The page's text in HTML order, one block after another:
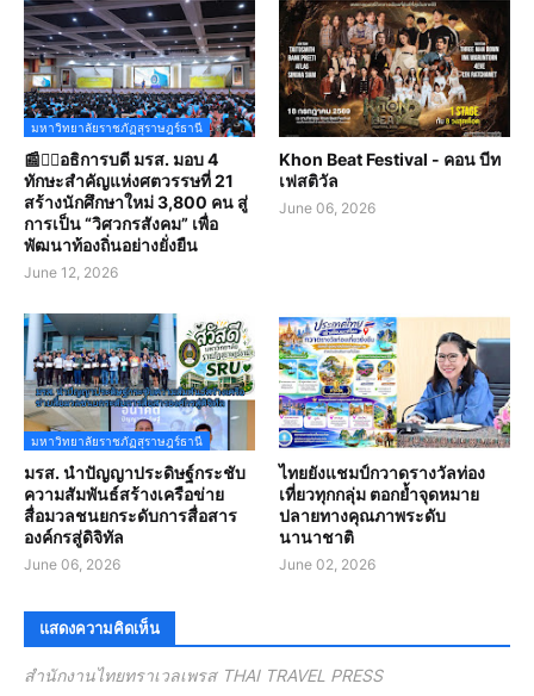
มหาวิทยาลัยราชภัฏสุราษฎร์ธานี
📰✍🏻อธิการบดี มรส. มอบ 4
ทักษะสำคัญแห่งศตวรรษที่ 21
สร้างนักศึกษาใหม่ 3,800 คน สู่
การเป็น “วิศวกรสังคม” เพื่อ
พัฒนาท้องถิ่นอย่างยั่งยืน
June 12, 2026
Khon Beat Festival - คอน บีท
เฟสติวัล
June 06, 2026
มหาวิทยาลัยราชภัฏสุราษฎร์ธานี
มรส. นำปัญญาประดิษฐ์กระชับ
ความสัมพันธ์สร้างเครือข่าย
สื่อมวลชนยกระดับการสื่อสาร
องค์กรสู่ดิจิทัล
June 06, 2026
ไทยยังแชมป์กวาดรางวัลท่อง
เที่ยวทุกกลุ่ม ตอกย้ำจุดหมาย
ปลายทางคุณภาพระดับ
นานาชาติ
June 02, 2026
แสดงความคิดเห็น
สำนักงานไทยทราเวลเพรส THAI TRAVEL PRESS